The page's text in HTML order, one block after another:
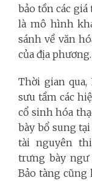
bảo tồn các
là mô hình
sánh về văn
của địa phương.
Thời gian
sưu tầm các
cổ sinh hóa
bày bổ sung
tài nguyên
trưng bày ngư
Bảo tàng